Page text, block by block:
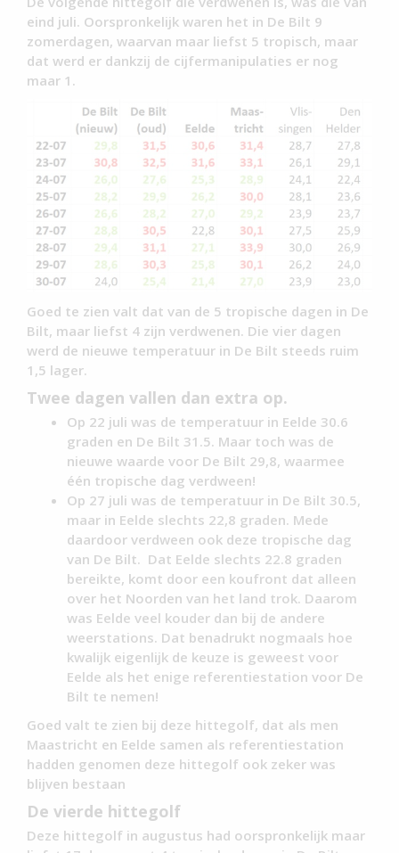
eind juli. Oorspronkelijk waren het in De Bilt 9
zomerdagen, waarvan maar liefst 5 tropisch, maar
dat werd er dankzij de cijfermanipulaties er nog
maar 1.
Goed te zien valt dat van de 5 tropische dagen in De
Bilt, maar liefst 4 zijn verdwenen. Die vier dagen
werd de nieuwe temperatuur in De Bilt steeds ruim
1,5 lager.
Twee dagen vallen dan extra op.
Op 22 juli was de temperatuur in Eelde 30.6
graden en De Bilt 31.5. Maar toch was de
nieuwe waarde voor De Bilt 29,8, waarmee
één tropische dag verdween!
Op 27 juli was de temperatuur in De Bilt 30.5,
maar in Eelde slechts 22,8 graden. Mede
daardoor verdween ook deze tropische dag
van De Bilt. Dat Eelde slechts 22.8 graden
bereikte, komt door een koufront dat alleen
over het Noorden van het land trok. Daarom
was Eelde veel kouder dan bij de andere
weerstations. Dat benadrukt nogmaals hoe
kwalijk eigenlijk de keuze is geweest voor
Eelde als het enige referentiestation voor De
Bilt te nemen!
Goed valt te zien bij deze hittegolf, dat als men
Maastricht en Eelde samen als referentiestation
hadden genomen deze hittegolf ook zeker was
blijven bestaan
De vierde hittegolf
Deze hittegolf in augustus had oorspronkelijk maar